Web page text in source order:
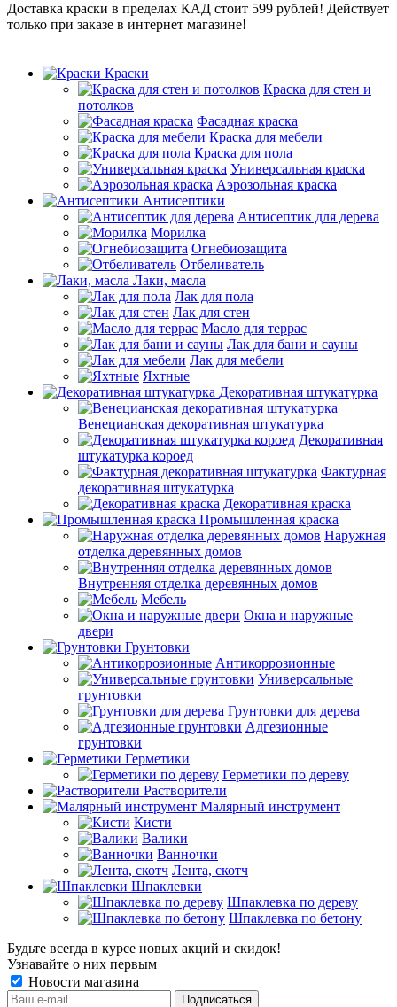
Доставка краски в пределах КАД стоит 599 рублей! Действует
только при заказе в интернет магазине!
Краски
Краска для стен и
потолков
Фасадная краска
Краска для мебели
Краска для пола
Универсальная краска
Аэрозольная краска
Антисептики
Антисептик для дерева
Морилка
Огнебиозащита
Отбеливатель
Лаки, масла
Лак для пола
Лак для стен
Масло для террас
Лак для бани и сауны
Лак для мебели
Яхтные
Декоративная штукатурка
Венецианская декоративная штукатурка
Декоративная
штукатурка короед
Фактурная
декоративная штукатурка
Декоративная краска
Промышленная краска
Наружная
отделка деревянных домов
Внутренняя отделка деревянных домов
Мебель
Окна и наружные
двери
Грунтовки
Антикоррозионные
Универсальные
грунтовки
Грунтовки для дерева
Адгезионные
грунтовки
Герметики
Герметики по дереву
Растворители
Малярный инструмент
Кисти
Валики
Ванночки
Лента, скотч
Шпаклевки
Шпаклевка по дереву
Шпаклевка по бетону
Будьте всегда в курсе новых акций и скидок!
Узнавайте о них первым
Новости магазина